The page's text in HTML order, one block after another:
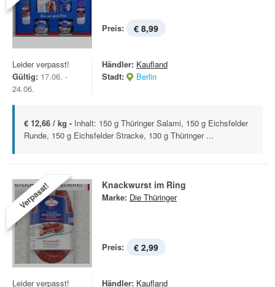
Preis: € 8,99
Leider verpasst!
Gültig: 17.06. -
24.06.
Händler: Kaufland
Stadt:
Berlin
€ 12,66 / kg - Inhalt: 150 g Thüringer Salami, 150 g Eichsfelder
Runde, 150 g Eichsfelder Stracke, 130 g Thüringer ...
Verpasst! Knackwurst im Ring
Marke: Die Thüringer
Preis: € 2,99
Leider verpasst!
Händler: Kaufland